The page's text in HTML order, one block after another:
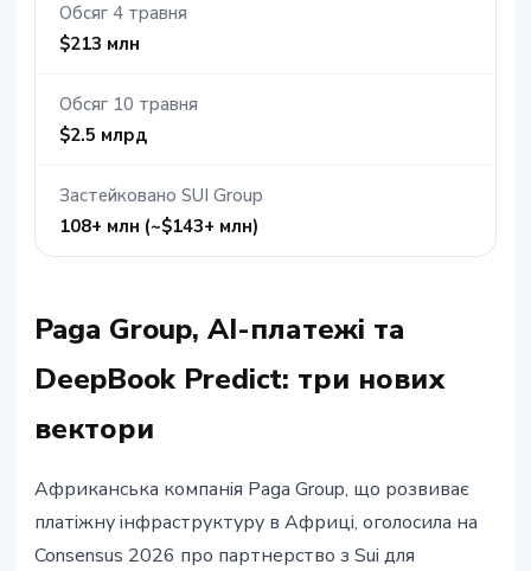
Обсяг 4 травня
$213 млн
Обсяг 10 травня
$2.5 млрд
Застейковано SUI Group
108+ млн (~$143+ млн)
Paga Group, AI-платежі та
DeepBook Predict: три нових
вектори
Африканська компанія Paga Group, що розвиває
платіжну інфраструктуру в Африці, оголосила на
Consensus 2026 про партнерство з Sui для